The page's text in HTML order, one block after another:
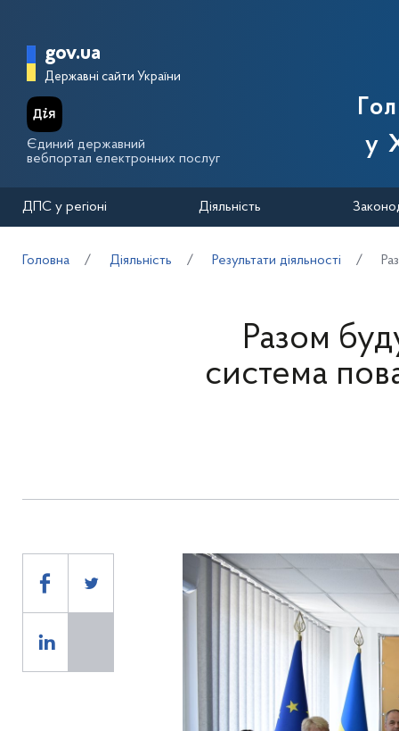
Головна сторінка Державної
gov.ua
Державні сайти України
Єдиний державний
вебпортал електронних послуг
у
ДПС у регіоні Діяльність
Головна Діяльність Результати діяльності
Разом
система